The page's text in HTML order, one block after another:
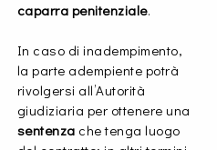
caparra penitenziale.
In caso di inadempimento,
la parte adempiente potrà
rivolgersi all’Autorità
giudiziaria per ottenere una
sentenza che tenga luogo